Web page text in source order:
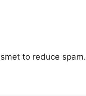
to reduce spam.